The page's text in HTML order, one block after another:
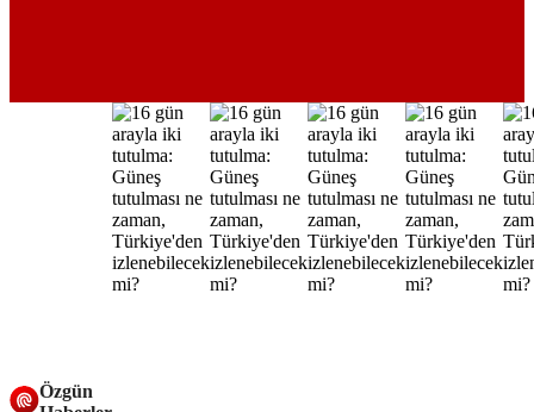
Özgün